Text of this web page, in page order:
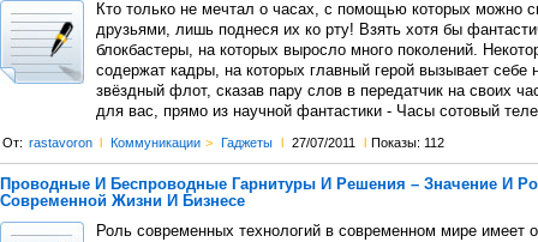
Кто только не мечтал о часах, с помощью которых можно
друзьями, лишь поднеся их ко рту! Взять хотя бы
блокбастеры, на которых выросло много поколений.
содержат кадры, на которых главный герой вызывает себе
звёздный флот, сказав пару слов в передатчик на своих
для вас, прямо из научной фантастики - Часы сотовый
От: rastavoron l Коммуникации > Гаджеты l 27/07/2011 l Показы: 112
Проводные И Беспроводные Гарнитуры И Решения – Значение И
Современной Жизни И Бизнесе
Роль современных технологий в современном мире имеет